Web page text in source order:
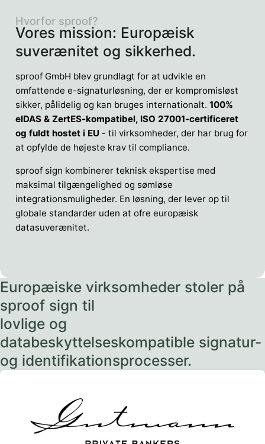
Vores mission: Europæisk
suverænitet og sikkerhed.
Hvorfor sproof?
sproof GmbH blev grundlagt for at udvikle en
omfattende e-signaturløsning, der er kompromisløst
sikker, pålidelig og kan bruges internationalt.100%
eIDAS & ZertES-kompatibel, ISO 27001-certificeret
og fuldt hostet i EU - til virksomheder, der har brug for
at opfylde de højeste krav til compliance.
sproof sign kombinerer teknisk ekspertise med
maksimal tilgængelighed og sømløse
integrationsmuligheder. En løsning, der lever op til
globale standarder uden at ofre europæisk
datasuverænitet.
Europæiske virksomheder stoler på
sproof sign til
lovlige og
databeskyttelseskompatible signatur-
og identifikationsprocesser.